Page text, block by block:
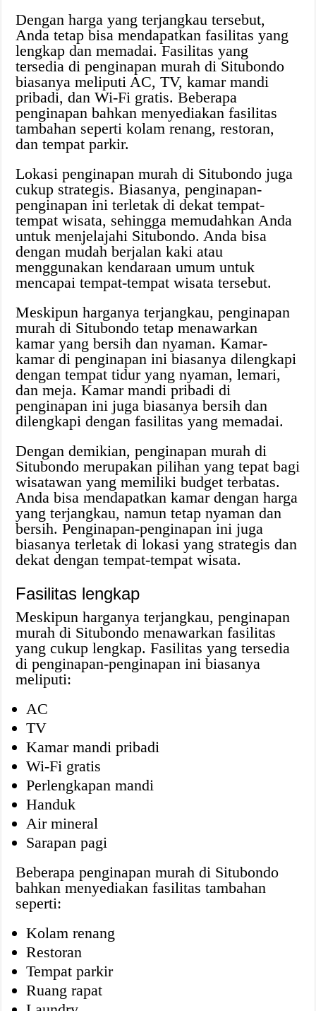
Dengan harga yang terjangkau tersebut,
Anda tetap bisa mendapatkan fasilitas yang
lengkap dan memadai. Fasilitas yang
tersedia di penginapan murah di Situbondo
biasanya meliputi AC, TV, kamar mandi
pribadi, dan Wi-Fi gratis. Beberapa
penginapan bahkan menyediakan fasilitas
tambahan seperti kolam renang, restoran,
dan tempat parkir.
Lokasi penginapan murah di Situbondo juga
cukup strategis. Biasanya, penginapan-
penginapan ini terletak di dekat tempat-
tempat wisata, sehingga memudahkan Anda
untuk menjelajahi Situbondo. Anda bisa
dengan mudah berjalan kaki atau
menggunakan kendaraan umum untuk
mencapai tempat-tempat wisata tersebut.
Meskipun harganya terjangkau, penginapan
murah di Situbondo tetap menawarkan
kamar yang bersih dan nyaman. Kamar-
kamar di penginapan ini biasanya dilengkapi
dengan tempat tidur yang nyaman, lemari,
dan meja. Kamar mandi pribadi di
penginapan ini juga biasanya bersih dan
dilengkapi dengan fasilitas yang memadai.
Dengan demikian, penginapan murah di
Situbondo merupakan pilihan yang tepat bagi
wisatawan yang memiliki budget terbatas.
Anda bisa mendapatkan kamar dengan harga
yang terjangkau, namun tetap nyaman dan
bersih. Penginapan-penginapan ini juga
biasanya terletak di lokasi yang strategis dan
dekat dengan tempat-tempat wisata.
Fasilitas lengkap
Meskipun harganya terjangkau, penginapan
murah di Situbondo menawarkan fasilitas
yang cukup lengkap. Fasilitas yang tersedia
di penginapan-penginapan ini biasanya
meliputi:
AC
TV
Kamar mandi pribadi
Wi-Fi gratis
Perlengkapan mandi
Handuk
Air mineral
Sarapan pagi
Beberapa penginapan murah di Situbondo
bahkan menyediakan fasilitas tambahan
seperti:
Kolam renang
Restoran
Tempat parkir
Ruang rapat